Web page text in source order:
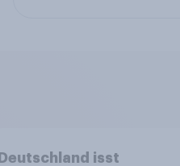
Deutschland isst